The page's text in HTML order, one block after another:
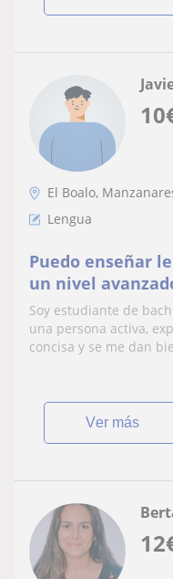
10
El Boalo,
Lengua
Puedo enseñar
un nivel
Soy estudiante de
una persona activa,
concisa y se me dan
ver más
12